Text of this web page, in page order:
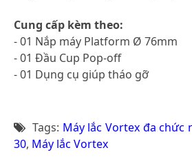
Cung cấp kèm theo:
- 01 Nắp máy Platform Ø 76mm
- 01 Đầu Cup Pop-off
- 01 Dụng cụ giúp tháo gỡ
Tags: Máy lắc Vortex đa chức
30, Máy lắc Vortex